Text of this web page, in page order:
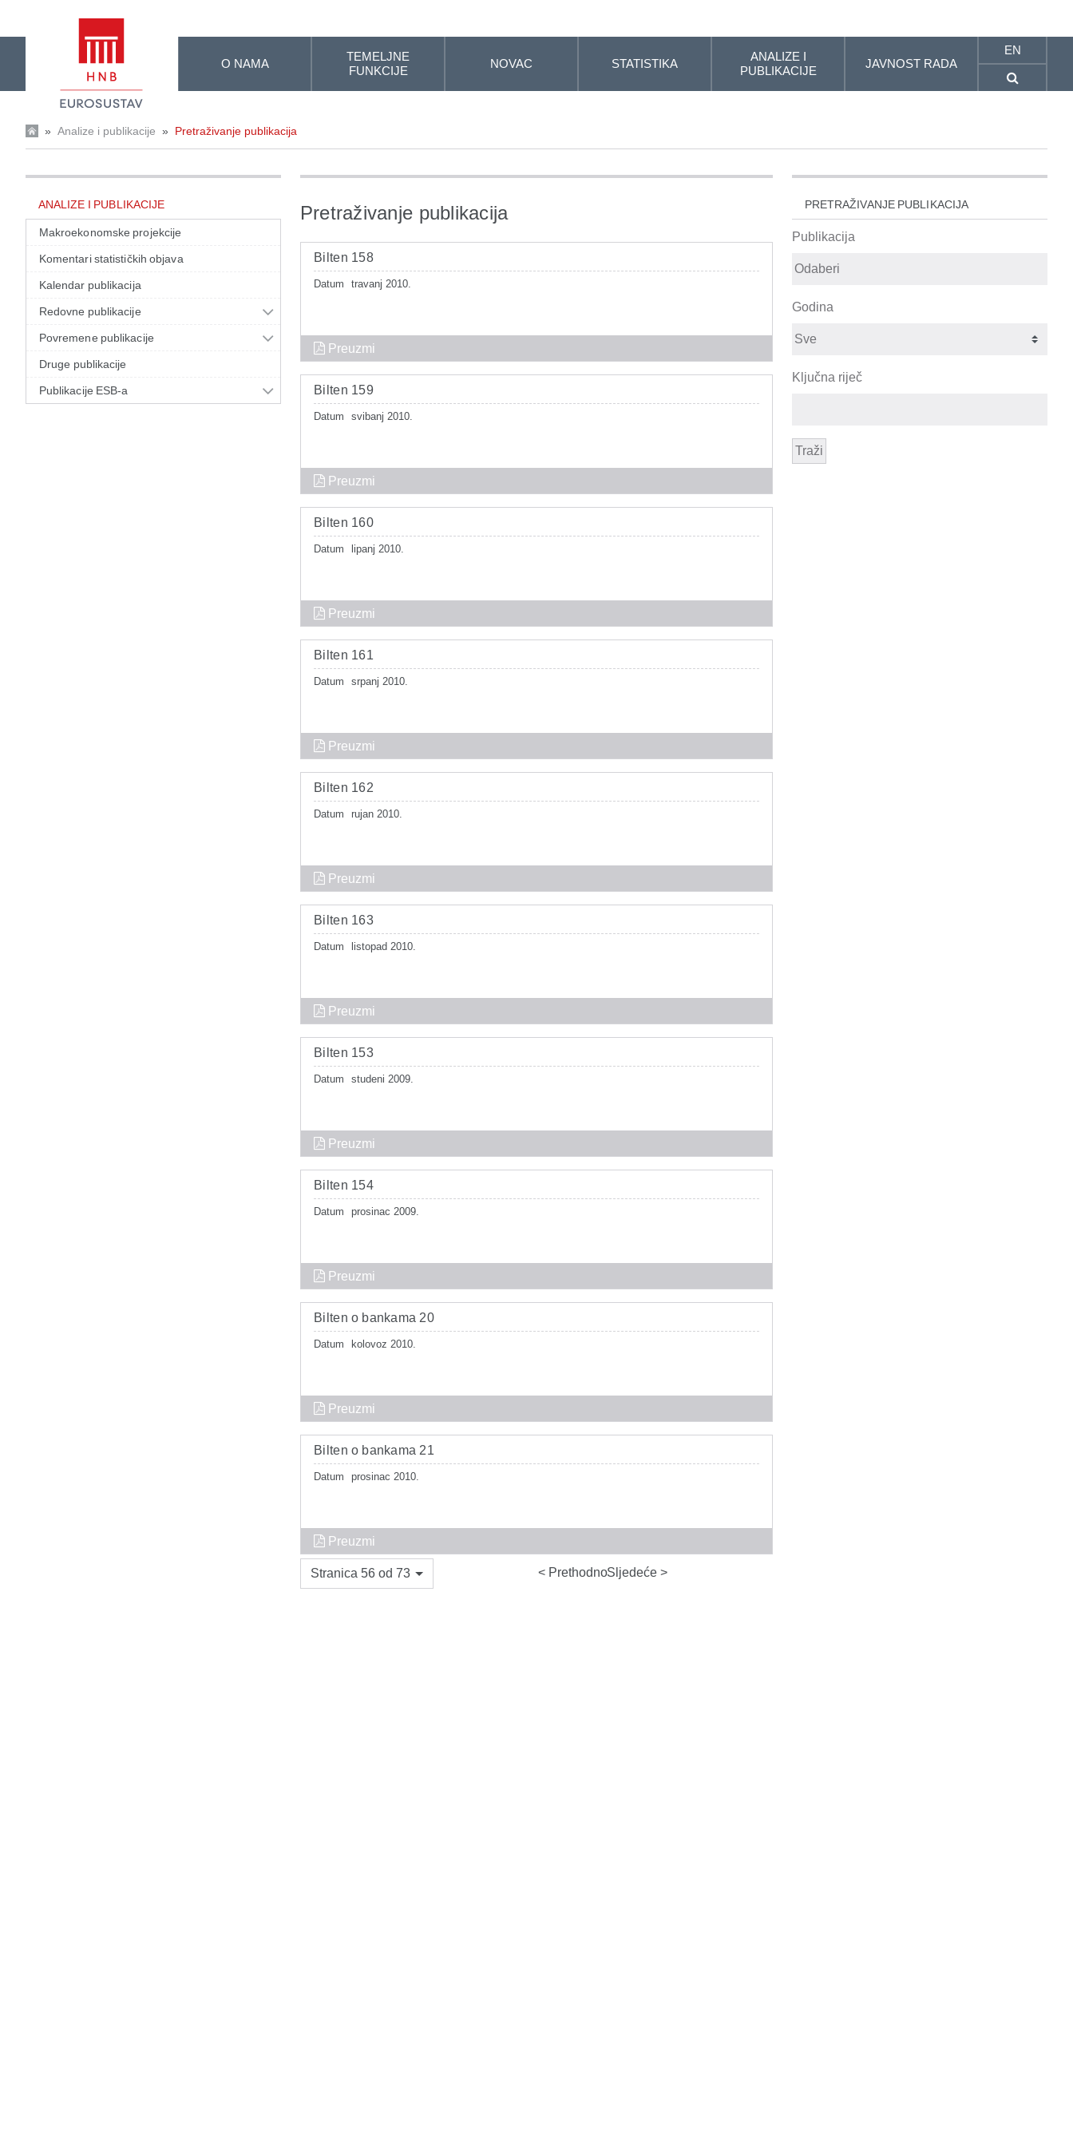
O NAMA
TEMELJNE
FUNKCIJE
NOVAC STATISTIKA
ANALIZE I
PUBLIKACIJE
JAVNOST RADA
EN
» Analize i publikacije » Pretraživanje publikacija
ANALIZE I PUBLIKACIJE
Makroekonomske projekcije
Komentari statističkih objava
Kalendar publikacija
Redovne publikacije
Povremene publikacije
Druge publikacije
Publikacije ESB-a
Pretraživanje publikacija
Bilten 158
Datum travanj 2010.
Preuzmi
Bilten 159
Datum svibanj 2010.
Preuzmi
Bilten 160
Datum lipanj 2010.
Preuzmi
Bilten 161
Datum srpanj 2010.
Preuzmi
Bilten 162
Datum rujan 2010.
Preuzmi
Bilten 163
Datum listopad 2010.
Preuzmi
Bilten 153
Datum studeni 2009.
Preuzmi
Bilten 154
Datum prosinac 2009.
Preuzmi
Bilten o bankama 20
Datum kolovoz 2010.
Preuzmi
Bilten o bankama 21
Datum prosinac 2010.
Preuzmi
Stranica 56 od 73 PrethodnoSljedeće
PRETRAŽIVANJE PUBLIKACIJA
Publikacija
Godina
Ključna riječ
Traži